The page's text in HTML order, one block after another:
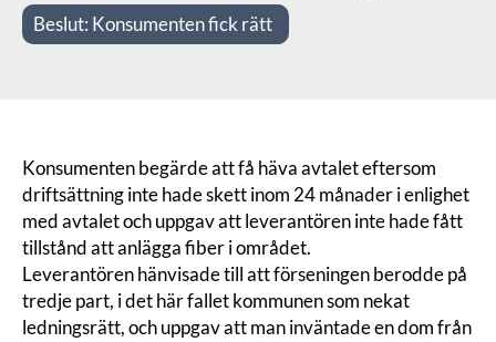
Beslut: Konsumenten fick rätt
Konsumenten begärde att få häva avtalet eftersom
driftsättning inte hade skett inom 24 månader i enlighet
med avtalet och uppgav att leverantören inte hade fått
tillstånd att anlägga fiber i området.
Leverantören hänvisade till att förseningen berodde på
tredje part, i det här fallet kommunen som nekat
ledningsrätt, och uppgav att man inväntade en dom från